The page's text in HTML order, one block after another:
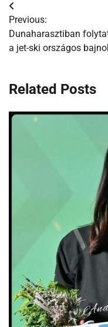
Bejegyzés
navigáció
Previous:
Dunaharasztiban
a jet-ski országos
Related Posts